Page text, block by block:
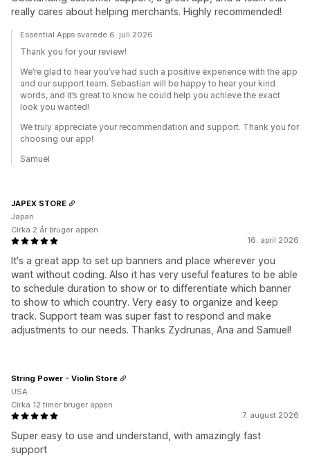
really cares about helping merchants. Highly recommended!
Essential Apps svarede 6. juli 2026
Thank you for your review!
We’re glad to hear you’ve had such a positive experience with the app
and our support team. Sebastian will be happy to hear your kind
words, and it’s great to know he could help you achieve the exact
look you wanted!
We truly appreciate your recommendation and support. Thank you for
choosing our app!
Samuel
16. april 2026
It's a great app to set up banners and place wherever you
want without coding. Also it has very useful features to be able
to schedule duration to show or to differentiate which banner
to show to which country. Very easy to organize and keep
track. Support team was super fast to respond and make
adjustments to our needs. Thanks Zydrunas, Ana and Samuel!
JAPEX STORE
Japan
Cirka 2 år bruger appen
7. august 2026
Super easy to use and understand, with amazingly fast
support
String Power - Violin Store
USA
Cirka 12 timer bruger appen